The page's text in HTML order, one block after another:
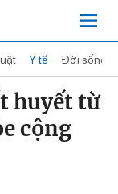
Y tế Đời sống
huyết từ
cộng